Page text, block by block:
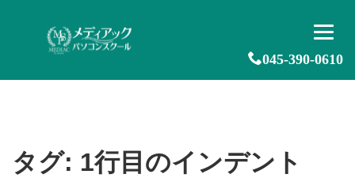
045-390-0610
タグ: 1行目のインデント